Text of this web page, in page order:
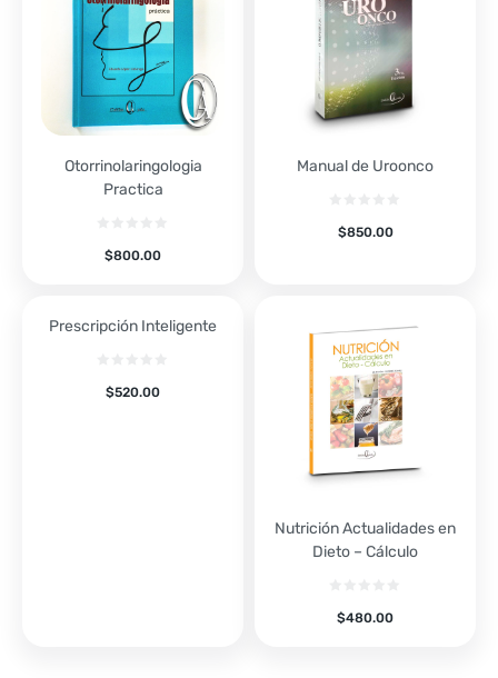
Otorrinolaringologia
Practica
$800.00
Manual de Uroonco
$850.00
Prescripción Inteligente
$520.00
Nutrición Actualidades en
Dieto – Cálculo
$480.00